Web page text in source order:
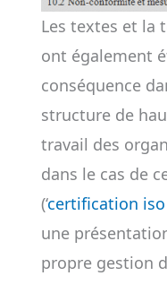
Les textes et la
ont également
conséquence
structure de
travail des
dans le cas de
(‘certification iso
une
propre gestion